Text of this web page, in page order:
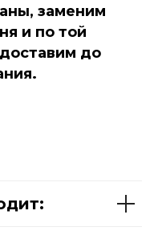
заменим
и по той
до